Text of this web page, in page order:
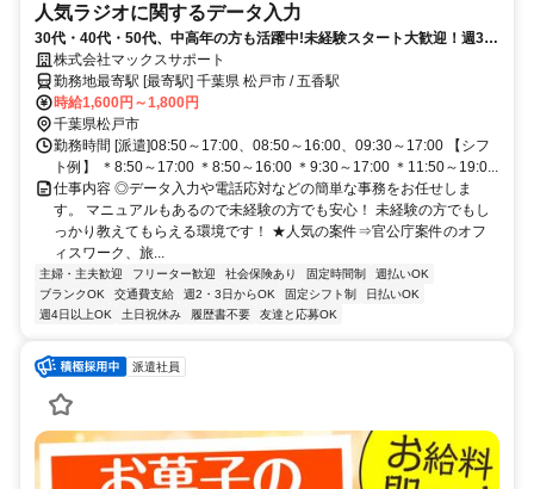
人気ラジオに関するデータ入力
30代・40代・50代、中高年の方も活躍中!未経験スタート大歓迎！週3日
～OK♪日払いOK！簡単なデータ入力などのオフィスワーク。簡単WEB
登録で、お家にいながら、お仕事の紹介が受けられます☆彡
株式会社マックスサポート
勤務地最寄駅 [最寄駅] 千葉県 松戸市 / 五香駅
時給1,600円～1,800円
千葉県松戸市
勤務時間 [派遣]08:50～17:00、08:50～16:00、09:30～17:00 【シフ
ト例】 ＊8:50～17:00 ＊8:50～16:00 ＊9:30～17:00 ＊11:50～19:0...
仕事内容 ◎データ入力や電話応対などの簡単な事務をお任せしま
す。 マニュアルもあるので未経験の方でも安心！ 未経験の方でもし
っかり教えてもらえる環境です！ ★人気の案件⇒官公庁案件のオフ
ィスワーク、旅...
主婦・主夫歓迎 フリーター歓迎 社会保険あり 固定時間制
週払いOK
ブランクOK
交通費支給 週2・3日からOK 固定シフト制
日払いOK
週4日以上OK
土日祝休み 履歴書不要 友達と応募OK
派遣社員